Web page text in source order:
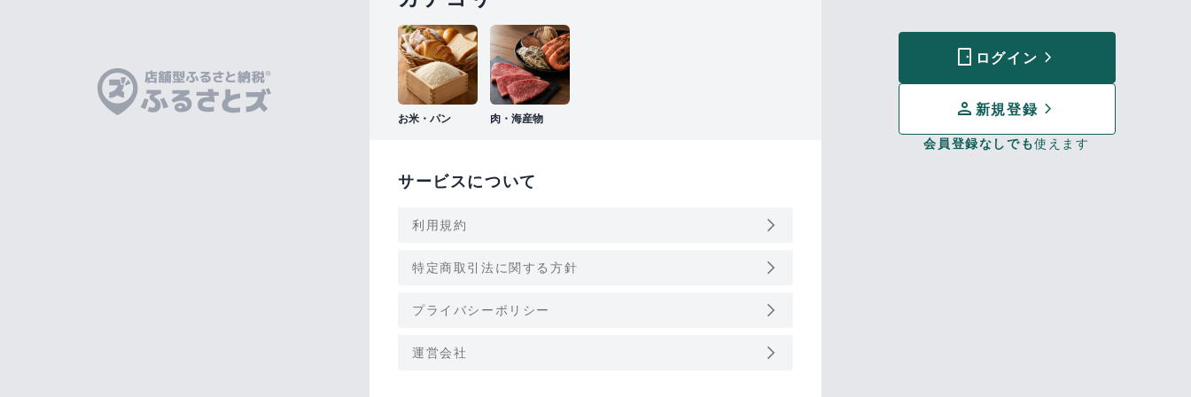
sensor_door ログイン chevron_forward
person 新規登録 chevron_forward
会員登録なしでも使えます
お米・パン 肉・海産物
サービスについて
利用規約 arrow_forward_ios
特定商取引法に関する方針 arrow_forward_ios
プライバシーポリシー arrow_forward_ios
運営会社 arrow_forward_ios